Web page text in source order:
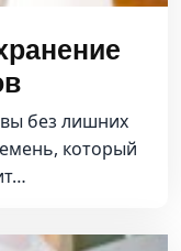
вы без лишних
который